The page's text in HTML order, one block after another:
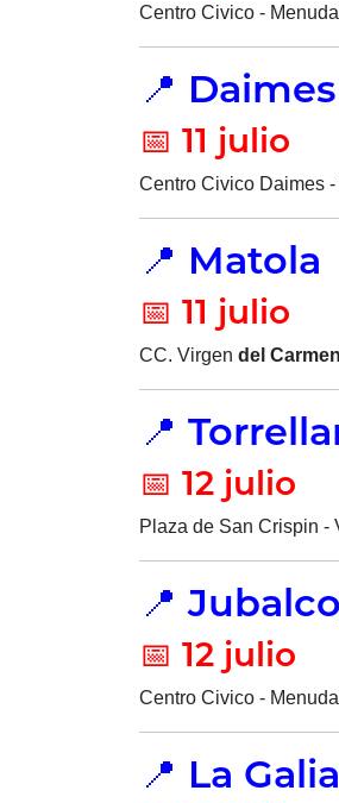
Centro Civico -
📍
📅 11 julio
Centro Civico Daimes
📍 Matola
📅 11 julio
CC. Virgen del Carmen
📍
📅 12 julio
Plaza de San Crispin
📍
📅 12 julio
Centro Civico -
📍 La Galia